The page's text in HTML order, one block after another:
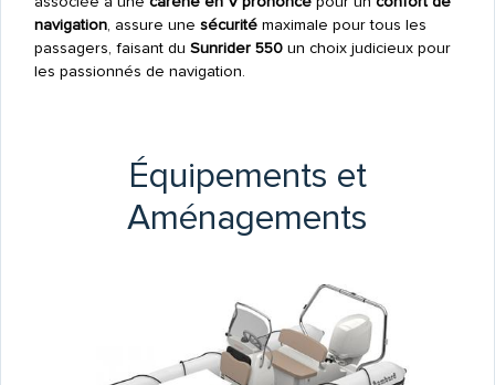
navigation, assure une sécuritémaximale pour tous les
passagers, faisant du Sunrider 550un choix judicieux pour
les passionnés de navigation.
Équipements et
Aménagements